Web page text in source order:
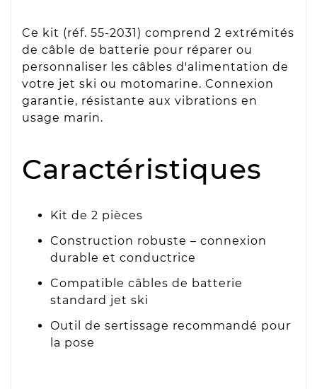
Ce kit (réf. 55-2031) comprend 2 extrémités
de câble de batterie pour réparer ou
personnaliser les câbles d'alimentation de
votre jet ski ou motomarine. Connexion
garantie, résistante aux vibrations en
usage marin.
Caractéristiques
Kit de 2 pièces
Construction robuste – connexion
durable et conductrice
Compatible câbles de batterie
standard jet ski
Outil de sertissage recommandé pour
la pose